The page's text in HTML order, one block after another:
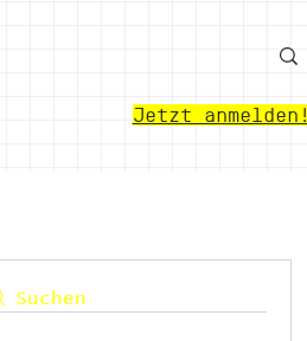
Jetzt anmelden!
Suchen